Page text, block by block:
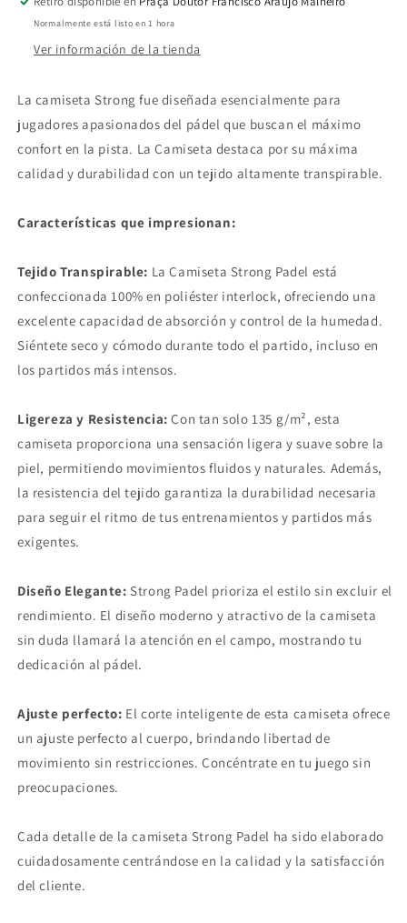
Normalmente está listo en 1 hora
Ver información de la tienda
La camiseta Strong fue diseñada esencialmente para
jugadores apasionados del pádel que buscan el máximo
confort en la pista. La Camiseta destaca por su máxima
calidad y durabilidad con un tejido altamente transpirable.
Características que impresionan:
Tejido Transpirable: La Camiseta Strong Padel está
confeccionada 100% en poliéster interlock, ofreciendo una
excelente capacidad de absorción y control de la humedad.
Siéntete seco y cómodo durante todo el partido, incluso en
los partidos más intensos.
Ligereza y Resistencia: Con tan solo 135 g/m², esta
camiseta proporciona una sensación ligera y suave sobre la
piel, permitiendo movimientos fluidos y naturales. Además,
la resistencia del tejido garantiza la durabilidad necesaria
para seguir el ritmo de tus entrenamientos y partidos más
exigentes.
Diseño Elegante: Strong Padel prioriza el estilo sin excluir el
rendimiento. El diseño moderno y atractivo de la camiseta
sin duda llamará la atención en el campo, mostrando tu
dedicación al pádel.
Ajuste perfecto: El corte inteligente de esta camiseta ofrece
un ajuste perfecto al cuerpo, brindando libertad de
movimiento sin restricciones. Concéntrate en tu juego sin
preocupaciones.
Cada detalle de la camiseta Strong Padel ha sido elaborado
cuidadosamente centrándose en la calidad y la satisfacción
del cliente.